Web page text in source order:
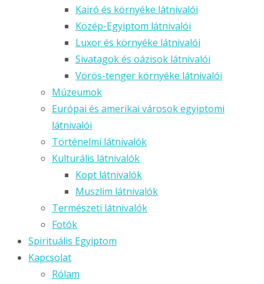
Kairó és környéke látnivalói
Közép-Egyiptom látnivalói
Luxor és környéke látnivalói
Sivatagok és oázisok látnivalói
Vörös-tenger környéke látnivalói
Múzeumok
Európai és amerikai városok egyiptomi
látnivalói
Történelmi látnivalók
Kulturális látnivalók
Kopt látnivalók
Muszlim látnivalók
Természeti látnivalók
Fotók
Spirituális Egyiptom
Kapcsolat
Rólam